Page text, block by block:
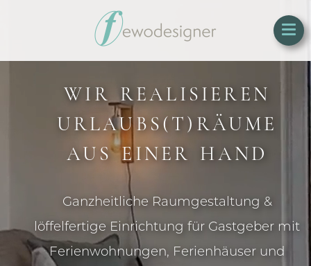
WIR REALISIEREN
URLAUBS­(T)RÄUME
AUS EINER HAND
Ganzheitliche Raumgestaltung &
löffelfertige Einrichtung für Gastgeber mit
Ferienwohnungen, Ferienhäuser und